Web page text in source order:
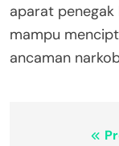
aparat
mampu
ancaman